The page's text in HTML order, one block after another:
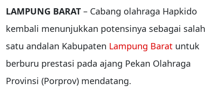
LAMPUNG BARAT – Cabang olahraga Hapkido
kembali menunjukkan potensinya sebagai salah
satu andalan Kabupaten Lampung Barat untuk
berburu prestasi pada ajang Pekan Olahraga
Provinsi (Porprov) mendatang.